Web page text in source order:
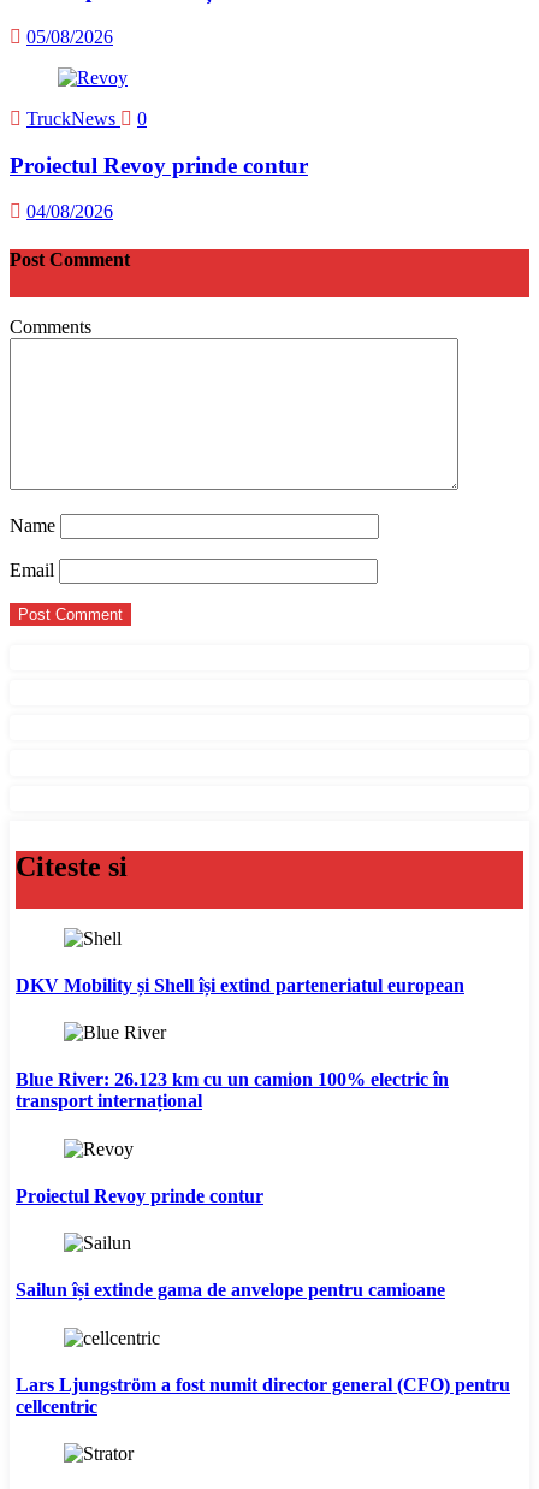
05/08/2026
TruckNews 0
Proiectul Revoy prinde contur
04/08/2026
Post Comment
Comments
Name
Email
Citeste si
DKV Mobility și Shell își extind parteneriatul european
Blue River: 26.123 km cu un camion 100% electric în
transport internațional
Proiectul Revoy prinde contur
Sailun își extinde gama de anvelope pentru camioane
Lars Ljungström a fost numit director general (CFO) pentru
cellcentric